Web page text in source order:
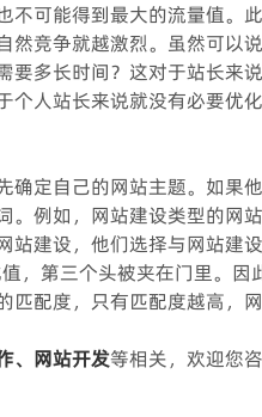
不可能得到最大的流量值。
竞争就越激烈。虽然可以
要多长时间？这对于站长来
人站长来说就没有必要优化
确定自己的网站主题。如果
。例如，网站建设类型的网
站建设，他们选择与网站建
，第三个头被夹在门里。
配度，只有匹配度越高，
、网站开发等相关，欢迎您